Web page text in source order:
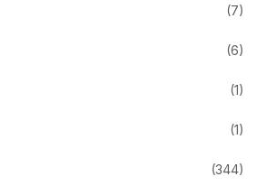
(7)
(6)
(1)
(1)
(344)